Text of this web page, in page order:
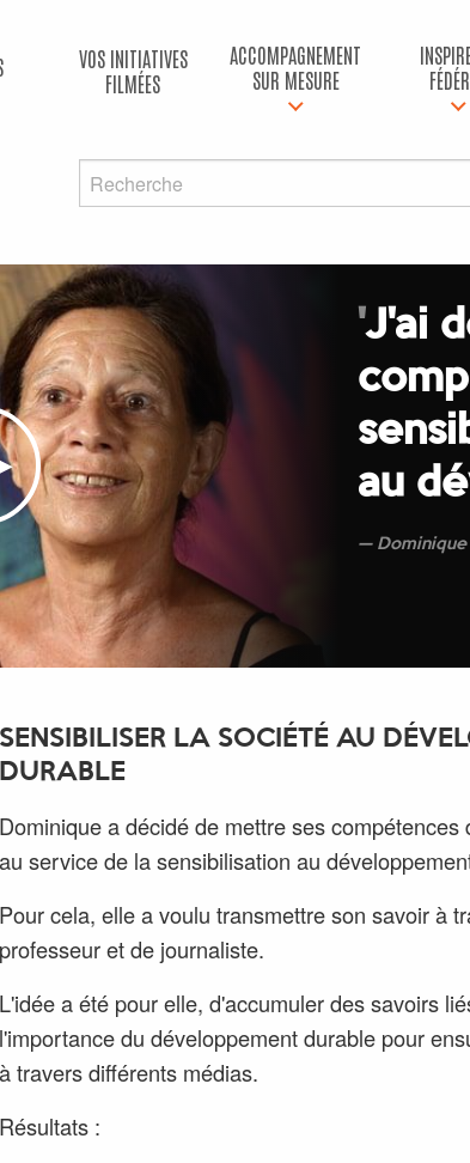
VOS INITIATIVES
FILMÉES
ACCOMPAGNEMENT
SUR MESURE
'J'ai
au
SENSIBILISER LA SOCIÉTÉ AU
DURABLE
Dominique a décidé de mettre ses compétences
au service de la sensibilisation au
Pour cela, elle a voulu transmettre son savoir à
professeur et de journaliste.
L'idée a été pour elle, d'accumuler des savoirs
l'importance du développement durable pour
à travers différents médias.
Résultats :